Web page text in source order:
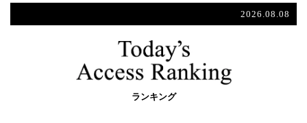
2026.08.08
ランキング